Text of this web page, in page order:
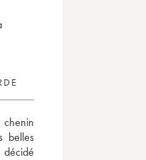
chenin
belles